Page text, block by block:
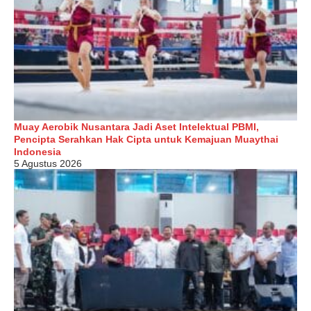
Muay Aerobik Nusantara Jadi Aset Intelektual PBMI,
Pencipta Serahkan Hak Cipta untuk Kemajuan Muaythai
Indonesia
5 Agustus 2026